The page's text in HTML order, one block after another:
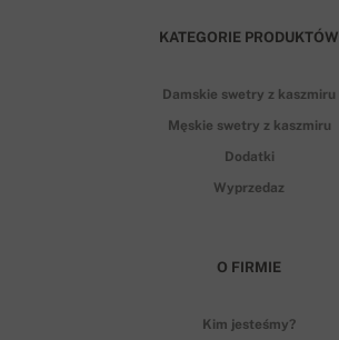
KATEGORIE PRODUKTÓW
Damskie swetry z kaszmiru
Męskie swetry z kaszmiru
Dodatki
Wyprzedaz
O FIRMIE
Kim jesteśmy?